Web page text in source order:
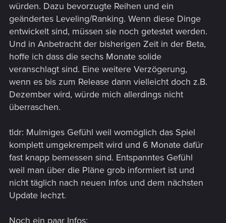
würden. Dazu bevorzugte Reihen und ein
geändertes Leveling/Ranking. Wenn diese Dinge
entwickelt sind, müssen sie noch getestet werden.
Und in Anbetracht der bisherigen Zeit in der Beta,
hoffe ich dass die sechs Monate solide
veranschlagt sind. Eine weitere Verzögerung,
wenn es bis zum Release dann vielleicht doch z.B.
Dezember wird, würde mich allerdings nicht
überraschen.
tldr: Mulmiges Gefühl weil womöglich das Spiel
komplett umgekrempelt wird und 6 Monate dafür
fast knapp bemessen sind. Entspanntes Gefühl
weil man über die Pläne grob informiert ist und
nicht täglich nach neuen Infos und dem nächsten
Update lechzt.
Noch ein paar Infos: